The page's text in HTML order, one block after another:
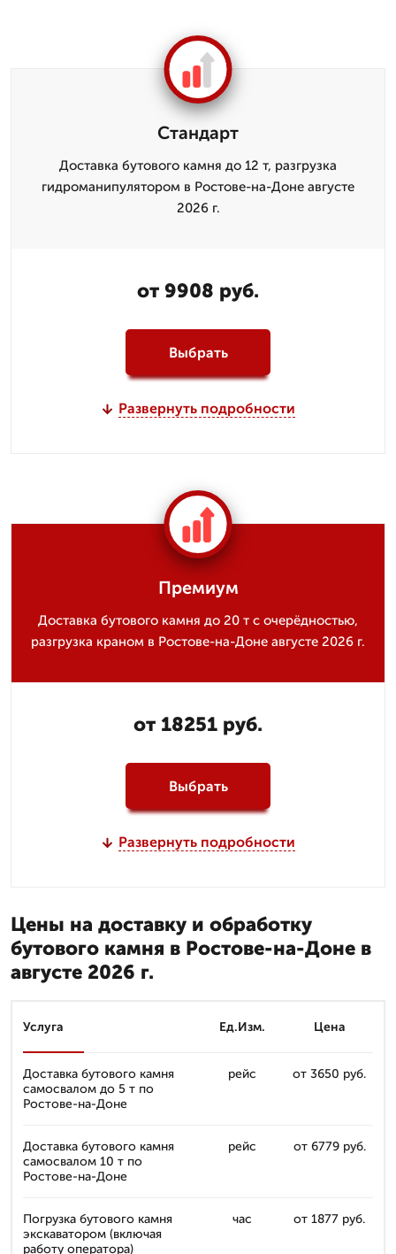
Стандарт
Доставка бутового камня до 12 т, разгрузка
гидроманипулятором в Ростове-на-Доне августе
2026 г.
от 9908 руб.
Выбрать
Развернуть подробности
Премиум
Доставка бутового камня до 20 т с очерёдностью,
разгрузка краном в Ростове-на-Доне августе 2026 г.
от 18251 руб.
Выбрать
Развернуть подробности
Цены на доставку и обработку
бутового камня в Ростове-на-Доне в
августе 2026 г.
Услуга Ед.Изм. Цена
Доставка бутового камня
самосвалом до 5 т по
Ростове-на-Доне
рейс от 3650 руб.
Доставка бутового камня
самосвалом 10 т по
Ростове-на-Доне
рейс от 6779 руб.
Погрузка бутового камня
экскаватором (включая
работу оператора)
час от 1877 руб.